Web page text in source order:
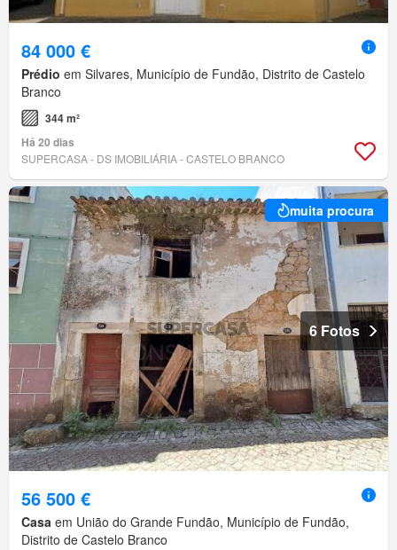
84 000 €
Prédio em Silvares, Município de Fundão, Distrito de Castelo
Branco
344 m²
Há 20 dias
SUPERCASA - DS IMOBILIÁRIA - CASTELO BRANCO
muita procura
6 Fotos
56 500 €
Casa em União do Grande Fundão, Município de Fundão,
Distrito de Castelo Branco